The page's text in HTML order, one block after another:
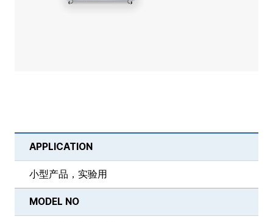
APPLICATION
小型产品，实验用
MODEL NO